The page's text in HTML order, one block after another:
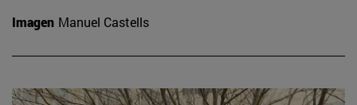
Imagen Manuel Castells